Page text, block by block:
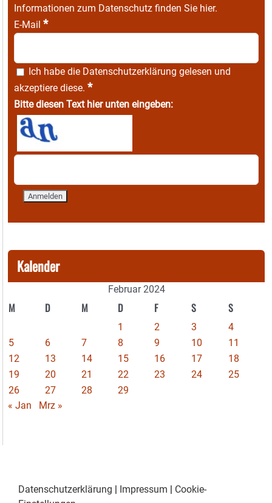
Informationen zum Datenschutz finden Sie hier.
E-Mail *
Ich habe die Datenschutzerklärung gelesen und
akzeptiere diese. *
Bitte diesen Text hier unten eingeben:
Kalender
Februar 2024
M D M D F S S
1 2 3
4
5
6 7 8 9 10
11
12
13 14 15 16 17
18
19
20 21 22 23 24
25
26
27 28
29
« Jan
Mrz »
Datenschutzerklärung | Impressum | Cookie-